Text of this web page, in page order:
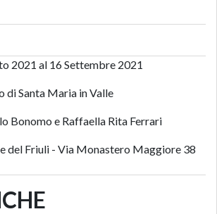
2021 al 16 Settembre 2021
di Santa Maria in Valle
Bonomo e Raffaella Rita Ferrari
del Friuli - Via Monastero Maggiore 38